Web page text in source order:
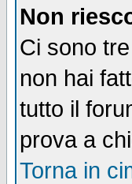
Non
Ci sono
non hai
tutto il
prova a
Torna in